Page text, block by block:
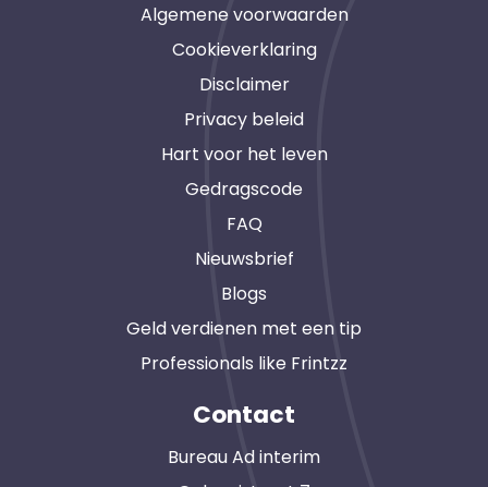
Algemene voorwaarden
Cookieverklaring
Disclaimer
Privacy beleid
Hart voor het leven
Gedragscode
FAQ
Nieuwsbrief
Blogs
Geld verdienen met een tip
Professionals like Frintzz
Contact
Bureau Ad interim